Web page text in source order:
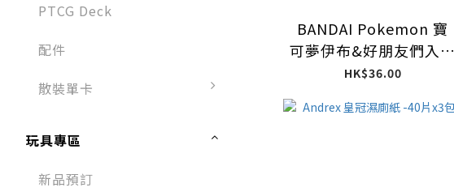
PTCG Deck
配件
散裝單卡
玩具專區
新品預訂
BANDAI Pokemon 寶
可夢伊布&好朋友們入浴
球
HK$36.00